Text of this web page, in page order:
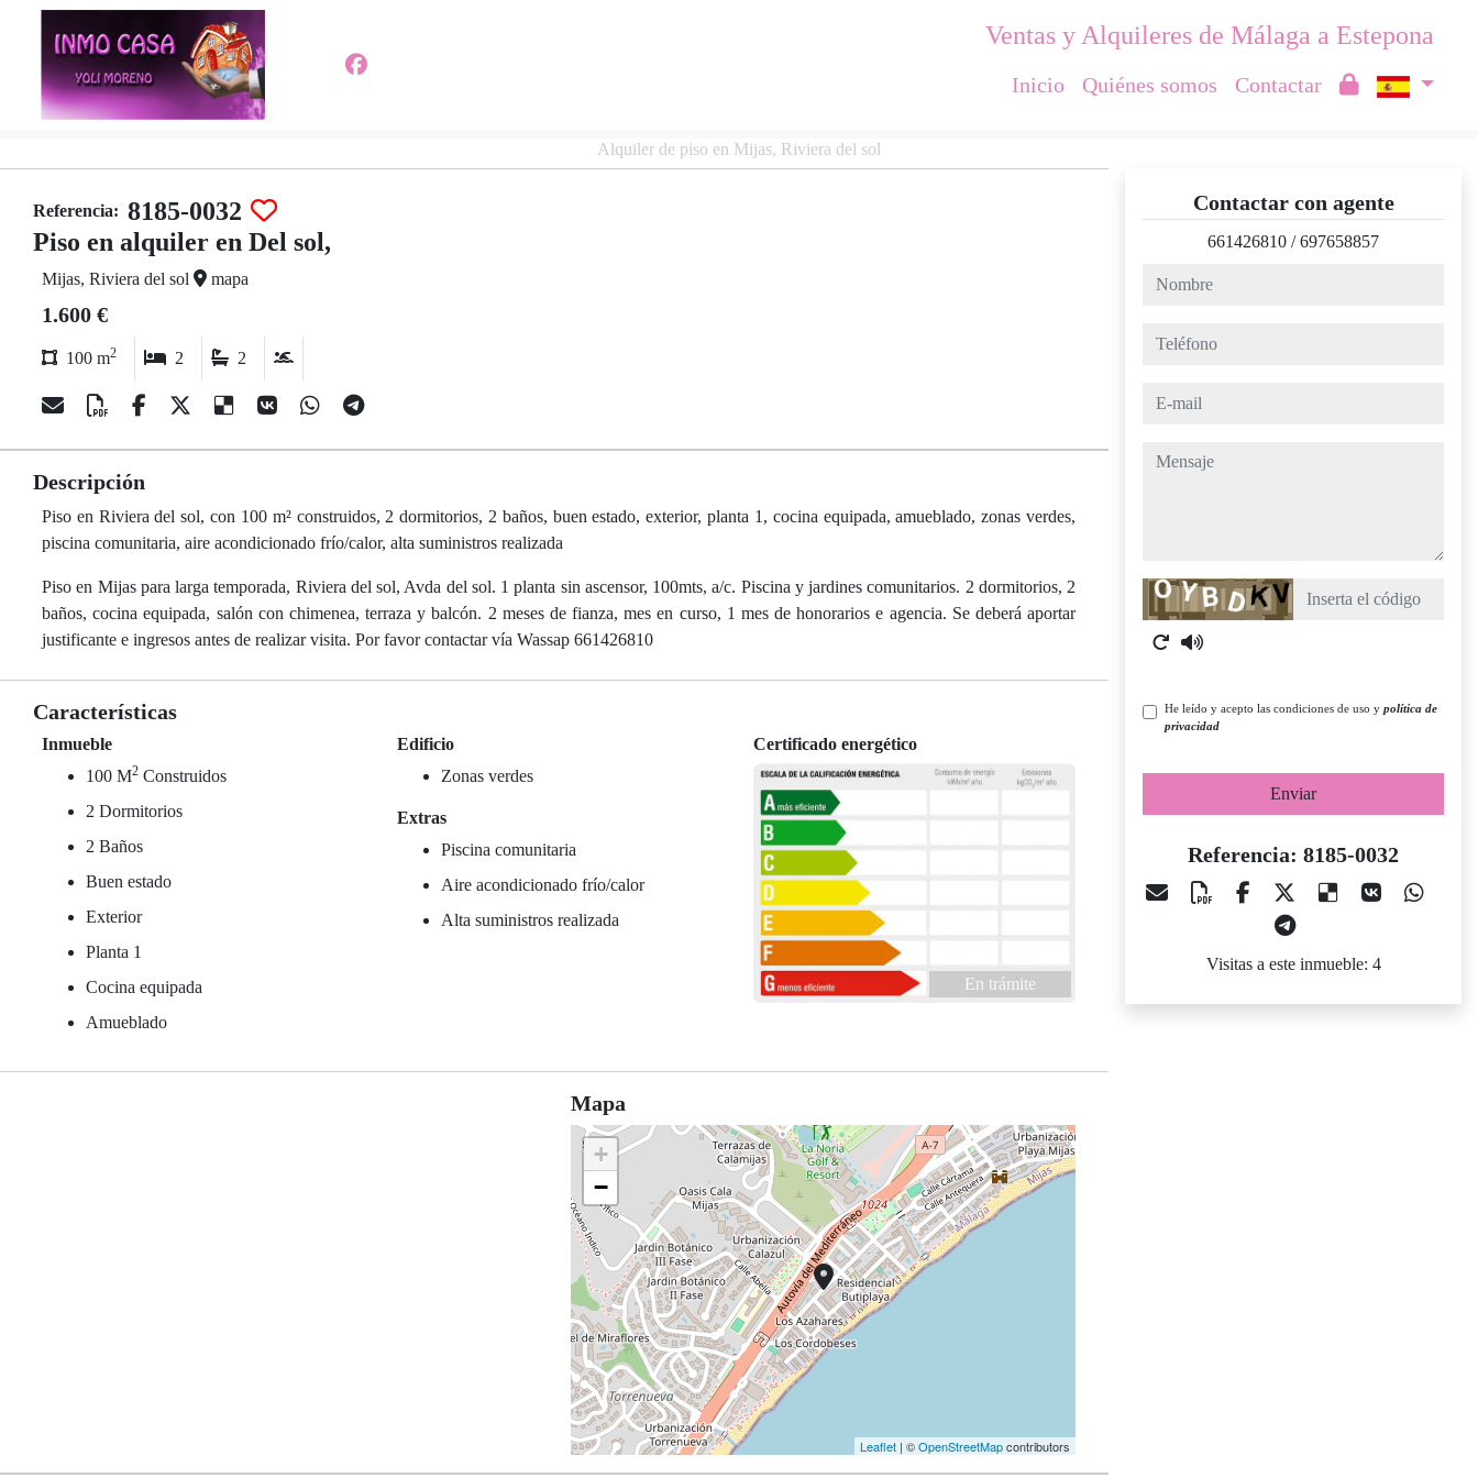
Ventas y Alquileres de Málaga a Estepona
Inicio Quiénes somos Contactar
Alquiler de piso en Mijas, Riviera del sol
Referencia: 8185-0032
Piso en alquiler en Del sol,
Mijas, Riviera del sol mapa
1.600 €
100 m2 2 2
Descripción
Piso en Riviera del sol, con 100 m² construidos, 2 dormitorios, 2 baños, buen estado, exterior, planta 1, cocina equipada, amueblado, zonas verdes,
piscina comunitaria, aire acondicionado frío/calor, alta suministros realizada
Piso en Mijas para larga temporada, Riviera del sol, Avda del sol. 1 planta sin ascensor, 100mts, a/c. Piscina y jardines comunitarios. 2 dormitorios, 2
baños, cocina equipada, salón con chimenea, terraza y balcón. 2 meses de fianza, mes en curso, 1 mes de honorarios e agencia. Se deberá aportar
justificante e ingresos antes de realizar visita. Por favor contactar vía Wassap 661426810
Características
Inmueble
100 M2 Construidos
2 Dormitorios
2 Baños
Buen estado
Exterior
Planta 1
Cocina equipada
Amueblado
Edificio
Zonas verdes
Extras
Piscina comunitaria
Aire acondicionado frío/calor
Alta suministros realizada
Certificado energético
En trámite
Mapa
+
−
Leaflet | ©OpenStreetMapcontributors
Contactar con agente
661426810 /697658857
nombre
teléfono
e-mail
mensaje
Captcha
He leído y acepto las condiciones de uso y política de
privacidad
Enviar
Referencia: 8185-0032
Visitas a este inmueble: 4